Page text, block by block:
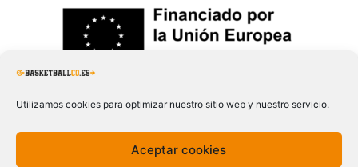
Utilizamos cookies para optimizar nuestro sitio web y nuestro servicio.
Aceptar cookies
Financiado por la Unión Europea – NextGenerationEU